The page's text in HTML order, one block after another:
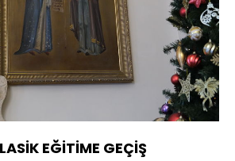
EĞİTİME GEÇİŞ